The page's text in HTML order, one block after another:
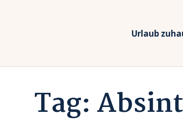
Urlaub
Tag:
Bundesländer
Urlaubsarten